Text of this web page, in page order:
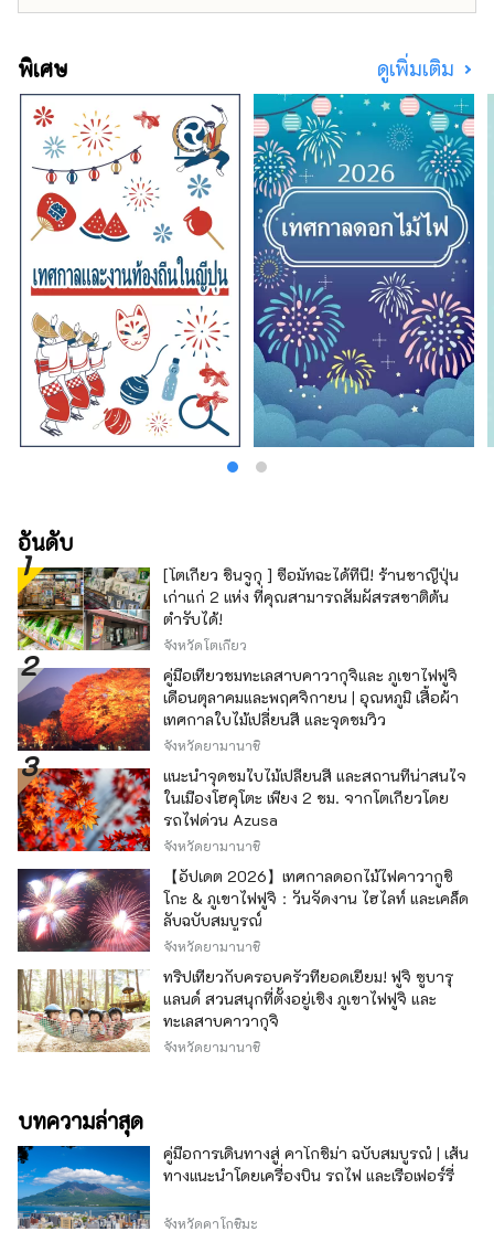
พิเศษ ดูเพิ่มเติม
อันดับ
[โตเกียว ชินจูกุ ] ซื้อมัทฉะได้ที่นี่! ร้านชาญี่ปุ่น
เก่าแก่ 2 แห่ง ที่คุณสามารถสัมผัสรสชาติต้น
ตำรับได้!
จังหวัดโตเกียว
คู่มือเที่ยวชมทะเลสาบคาวากุจิและ ภูเขาไฟฟูจิ
เดือนตุลาคมและพฤศจิกายน | อุณหภูมิ เสื้อผ้า
เทศกาลใบไม้เปลี่ยนสี และจุดชมวิว
จังหวัดยามานาชิ
แนะนำจุดชมใบไม้เปลี่ยนสี และสถานที่น่าสนใจ
ในเมืองโฮคุโตะ เพียง 2 ชม. จากโตเกียวโดย
รถไฟด่วน Azusa
จังหวัดยามานาชิ
【อัปเดต 2026】เทศกาลดอกไม้ไฟคาวากูชิ
โกะ & ภูเขาไฟฟูจิ：วันจัดงาน ไฮไลท์ และเคล็ด
ลับฉบับสมบูรณ์
จังหวัดยามานาชิ
ทริปเที่ยวกับครอบครัวที่ยอดเยี่ยม! ฟูจิ ซูบารุ
แลนด์ สวนสนุกที่ตั้งอยู่เชิง ภูเขาไฟฟูจิ และ
ทะเลสาบคาวากุจิ
จังหวัดยามานาชิ
บทความล่าสุด
คู่มือการเดินทางสู่ คาโกชิม่า ฉบับสมบูรณ์ | เส้น
ทางแนะนำโดยเครื่องบิน รถไฟ และเรือเฟอร์รี่
จังหวัดคาโกชิมะ